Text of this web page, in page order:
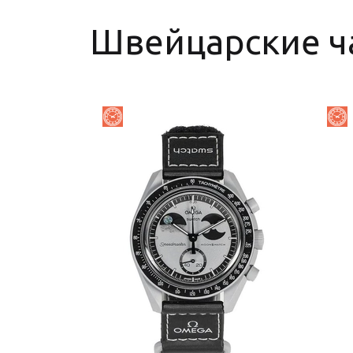
Швейцарские